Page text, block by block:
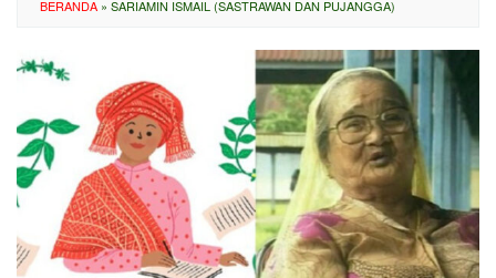
BERANDA » SARIAMIN ISMAIL (SASTRAWAN DAN PUJANGGA)